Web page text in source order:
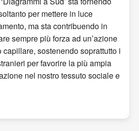
per mettere in luce
ma sta contribuendo in
sempre più forza ad un’azione
sostenendo soprattutto i
per favorire la più ampia
nel nostro tessuto sociale e